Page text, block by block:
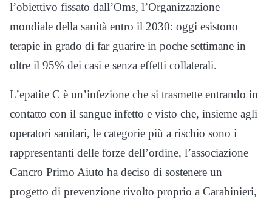
l’obiettivo fissato dall’Oms, l’Organizzazione
mondiale della sanità entro il 2030: oggi esistono
terapie in grado di far guarire in poche settimane in
oltre il 95% dei casi e senza effetti collaterali.
L’epatite C è un’infezione che si trasmette entrando in
contatto con il sangue infetto e visto che, insieme agli
operatori sanitari, le categorie più a rischio sono i
rappresentanti delle forze dell’ordine, l’associazione
Cancro Primo Aiuto ha deciso di sostenere un
progetto di prevenzione rivolto proprio a Carabinieri,